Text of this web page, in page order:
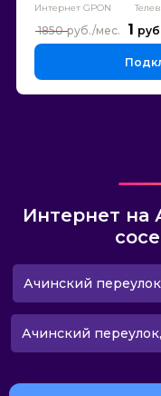
Интернет GPON
1
1850
Интернет на
Ачинский
Ачинский переулок,